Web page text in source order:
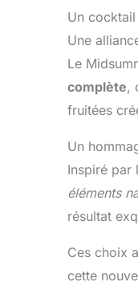
Un cocktail
Une
Le
complète,
fruitées
Un
Inspiré par
éléments
résultat
Ces choix
cette